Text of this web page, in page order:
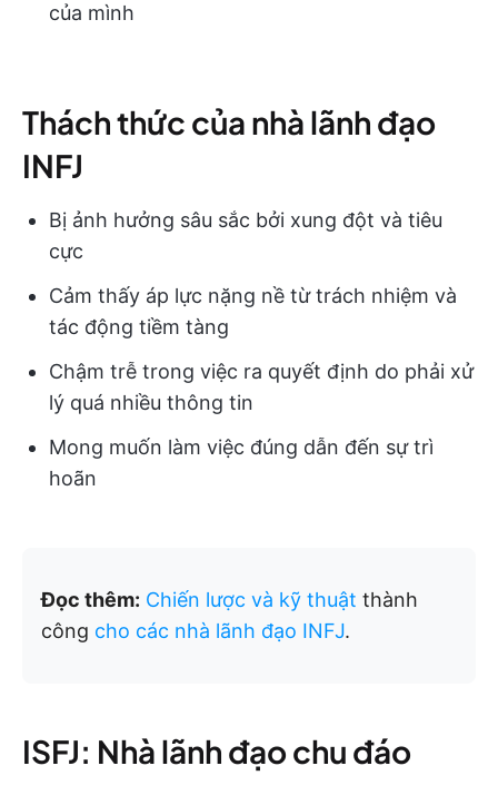
của mình
Thách thức của nhà lãnh đạo
INFJ
Bị ảnh hưởng sâu sắc bởi xung đột và tiêu
cực
Cảm thấy áp lực nặng nề từ trách nhiệm và
tác động tiềm tàng
Chậm trễ trong việc ra quyết định do phải xử
lý quá nhiều thông tin
Mong muốn làm việc đúng dẫn đến sự trì
hoãn
Đọc thêm: Chiến lược và kỹ thuật thành
công cho các nhà lãnh đạo INFJ.
ISFJ: Nhà lãnh đạo chu đáo